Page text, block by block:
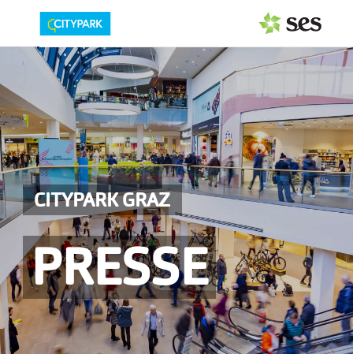
CITYPARK GRAZ
PRESSE
PRESSEAUSSENDUNGEN
Center & Marken
Events
Services
MEDIAGALERIE
PRESSEKONTAKT